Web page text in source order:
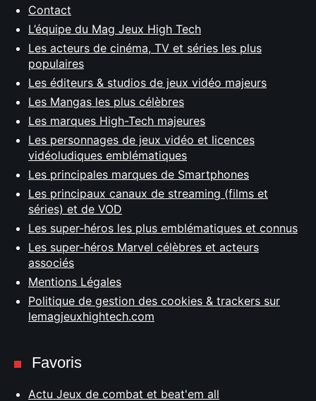
Contact
L’équipe du Mag Jeux High Tech
Les acteurs de cinéma, TV et séries les plus
populaires
Les éditeurs & studios de jeux vidéo majeurs
Les Mangas les plus célèbres
Les marques High-Tech majeures
Les personnages de jeux vidéo et licences
vidéoludiques emblématiques
Les principales marques de Smartphones
Les principaux canaux de streaming (films et
séries) et de VOD
Les super-héros les plus emblématiques et connus
Les super-héros Marvel célèbres et acteurs
associés
Mentions Légales
Politique de gestion des cookies & trackers sur
lemagjeuxhightech.com
Favoris
Actu Jeux de combat et beat'em all